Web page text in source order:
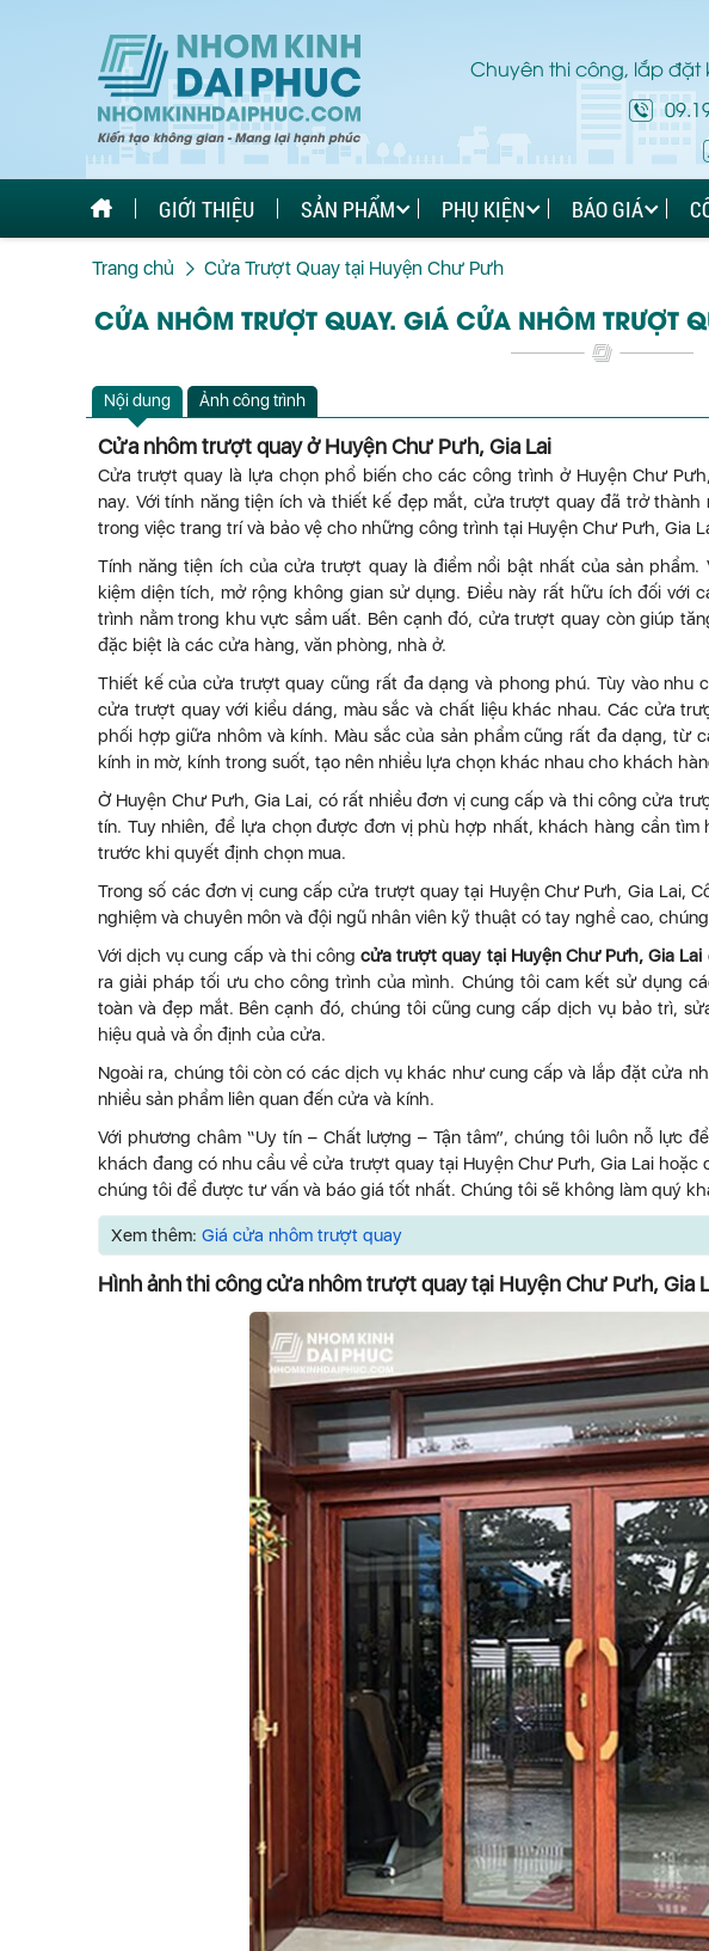
Chuyên thi công, lắp đặt
GIỚI THIỆU SẢN PHẨM PHỤ KIỆN BÁO GIÁ
Trang chủ Cửa Trượt Quay tại Huyện Chư Pưh
CỬA NHÔM TRƯỢT QUAY. GIÁ CỬA NHÔM TRƯỢT
Nội dung Ảnh công trình
Cửa nhôm trượt quay ở Huyện Chư Pưh, Gia Lai
Cửa trượt quay là lựa chọn phổ biến cho các công trình ở Huyện Chư
nay. Với tính năng tiện ích và thiết kế đẹp mắt, cửa trượt quay đã trở
trong việc trang trí và bảo vệ cho những công trình tại Huyện Chư Pưh, Gia
Tính năng tiện ích của cửa trượt quay là điểm nổi bật nhất của sản
kiệm diện tích, mở rộng không gian sử dụng. Điều này rất hữu ích đối với
trình nằm trong khu vực sầm uất. Bên cạnh đó, cửa trượt quay còn giúp
đặc biệt là các cửa hàng, văn phòng, nhà ở.
Thiết kế của cửa trượt quay cũng rất đa dạng và phong phú. Tùy vào nhu
cửa trượt quay với kiểu dáng, màu sắc và chất liệu khác nhau. Các cửa
phối hợp giữa nhôm và kính. Màu sắc của sản phẩm cũng rất đa dạng, từ
kính in mờ, kính trong suốt, tạo nên nhiều lựa chọn khác nhau cho khách
Ở Huyện Chư Pưh, Gia Lai, có rất nhiều đơn vị cung cấp và thi công cửa
tín. Tuy nhiên, để lựa chọn được đơn vị phù hợp nhất, khách hàng cần tìm
trước khi quyết định chọn mua.
Trong số các đơn vị cung cấp cửa trượt quay tại Huyện Chư Pưh, Gia Lai,
nghiệm và chuyên môn và đội ngũ nhân viên kỹ thuật có tay nghề cao,
Với dịch vụ cung cấp và thi công cửa trượt quay tại Huyện Chư Pưh, Gia Lai
ra giải pháp tối ưu cho công trình của mình. Chúng tôi cam kết sử dụng
toàn và đẹp mắt. Bên cạnh đó, chúng tôi cũng cung cấp dịch vụ bảo trì,
hiệu quả và ổn định của cửa.
Ngoài ra, chúng tôi còn có các dịch vụ khác như cung cấp và lắp đặt cửa
nhiều sản phẩm liên quan đến cửa và kính.
Với phương châm “Uy tín – Chất lượng – Tận tâm”, chúng tôi luôn nỗ lực
khách đang có nhu cầu về cửa trượt quay tại Huyện Chư Pưh, Gia Lai hoặc
chúng tôi để được tư vấn và báo giá tốt nhất. Chúng tôi sẽ không làm quý
Xem thêm: Giá cửa nhôm trượt quay
Hình ảnh thi công cửa nhôm trượt quay tại Huyện Chư Pưh, Gia